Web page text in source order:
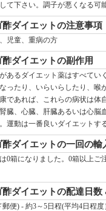
て下さい。調子が悪くなる可
ダイエットの注意事項
児童、重病の方
ダイエットの副作用
あるダイエット薬はすべてい
ったり、いらいらしたり、喉
であれば、これらの病状は体
臓、心臓、肝臓あるいは心脳
運動は一番良いダイエットす
ダイエットの一回の輸
0箱になりました。0箱以上
ダイエットの配達日
便) - 約3～5日程(平均4日程度